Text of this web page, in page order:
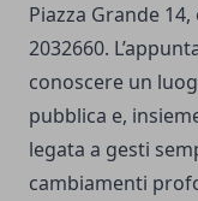
Piazza Grande
2032660.
conoscere un
pubblica e,
legata a gesti
cambiamenti